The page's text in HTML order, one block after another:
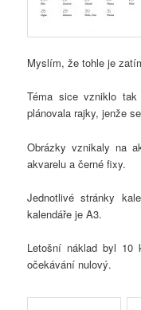
Myslím, že tohle je
Téma sice vzniklo tak
plánovala rajky, jenže
Obrázky vznikaly na
akvarelu a černé fixy.
Jednotlivé stránky
kalendáře je A3.
Letošní náklad byl 10
očekávání nulový.